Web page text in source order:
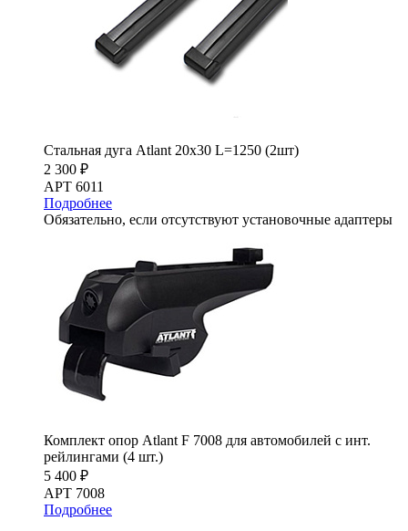
Стальная дуга Atlant 20х30 L=1250 (2шт)
2 300 ₽
АРТ 6011
Подробнее
Обязательно, если отсутствуют установочные адаптеры
Комплект опор Atlant F 7008 для автомобилей с инт.
рейлингами (4 шт.)
5 400 ₽
АРТ 7008
Подробнее